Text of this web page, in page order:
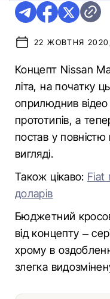
22 ЖОВТНЯ 2020,
Концепт Nissan
літа, на початку
оприлюднив відео
прототипів, а
постав у
вигляді.
Також цікаво: Fiat
доларів
Бюджетний
від концепту –
хрому в
злегка